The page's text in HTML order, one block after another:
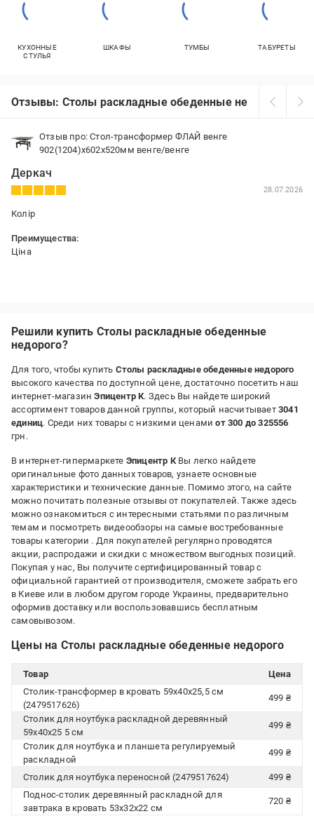
КУХОННЫЕ
СТУЛЬЯ
ШКАФЫ ТУМБЫ ТАБУРЕТЫ
Отзывы: Столы раскладные обеденные недорого
Отзыв про: Стол-трансформер ФЛАЙ венге
902(1204)x602x520мм венге/венге
Деркач
28.07.2026
Колір
Преимущества:
Ціна
Решили купить Столы раскладные обеденные
недорого?
Для того, чтобы купить Столы раскладные обеденные недорого
высокого качества по доступной цене, достаточно посетить наш
интернет-магазинЭпицентр К. Здесь Вы найдете широкий
ассортимент товаров данной группы, который насчитывает3041
единиц. Среди них товары с низкими ценамиот 300 до 325556
грн.
В интернет-гипермаркете Эпицентр КВы легко найдете
оригинальные фото данных товаров, узнаете основные
характеристики и технические данные. Помимо этого, на сайте
можно почитать полезные отзывы от покупателей. Также здесь
можно ознакомиться с интересными статьями по различным
темам и посмотреть видеообзоры на самые востребованные
товары категории . Для покупателей регулярно проводятся
акции, распродажи и скидки с множеством выгодных позиций.
Покупая у нас, Вы получите сертифицированный товар с
официальной гарантией от производителя, сможете забрать его
в Киеве или в любом другом городе Украины, предварительно
оформив доставку или воспользовавшись бесплатным
самовывозом.
Цены на Столы раскладные обеденные недорого
Товар
Цена
Столик-трансформер в кровать 59х40х25,5 см
(2479517626)
499 ₴
Столик для ноутбука раскладной деревянный
59х40х25 5 см
499 ₴
Столик для ноутбука и планшета регулируемый
раскладной
499 ₴
Столик для ноутбука переносной (2479517624)
499 ₴
Поднос-столик деревянный раскладной для
завтрака в кровать 53х32х22 см
720 ₴